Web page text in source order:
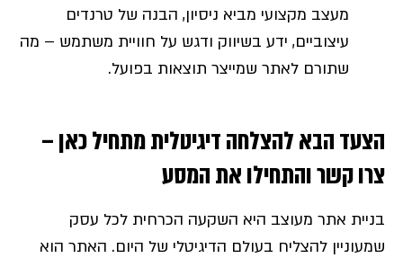
מעצב מקצועי מביא ניסיון, הבנה של טרנדים
עיצוביים, ידע בשיווק ודגש על חוויית משתמש – מה
שתורם לאתר שמייצר תוצאות בפועל.
הצעד הבא להצלחה דיגיטלית מתחיל כאן –
צרו קשר והתחילו את המסע
בניית אתר מעוצב היא השקעה הכרחית לכל עסק
שמעוניין להצליח בעולם הדיגיטלי של היום. האתר הוא